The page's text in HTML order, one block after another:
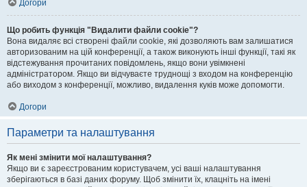
Догори
Що робить функція "Видалити файли cookie"?
Вона видаляє всі створені файли cookie, які дозволяють вам залишатися
авторизованим на цій конференції, а також виконують інші функції, такі як
відстежування прочитаних повідомлень, якщо вони увімкнені
адміністратором. Якщо ви відчуваєте труднощі з входом на конференцію
або виходом з конференції, можливо, видалення куків може допомогти.
Догори
Параметри та налаштування
Як мені змінити мої налаштування?
Якщо ви є зареєстрованим користувачем, усі ваші налаштування
зберігаються в базі даних форуму. Щоб змінити їх, клацніть на імені